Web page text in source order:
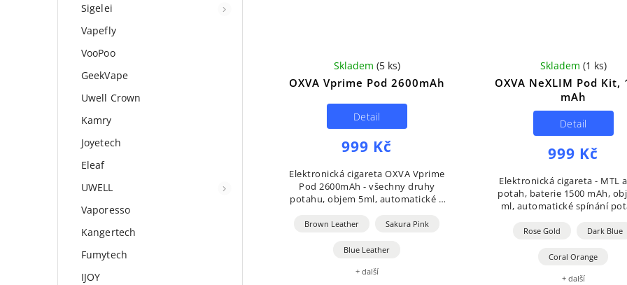
Sigelei
Vapefly
VooPoo
GeekVape
Uwell Crown
Kamry
Joyetech
Eleaf
UWELL
Vaporesso
Kangertech
Fumytech
IJOY
OXVA Vprime Pod 2600mAh
Skladem (5 ks)
999 Kč
Detail
Elektronická cigareta OXVA Vprime
Pod 2600mAh - všechny druhy
potahu, objem 5ml, automatické a
dobíjení USB-C, regulace air-flow.
Brown Leather Sakura Pink
Blue Leather
+ další
OXVA NeXLIM Pod Kit,
mAh
Skladem (1 ks)
999 Kč
Detail
Elektronická cigareta - MTL
potah, baterie 1500 mAh,
ml, automatické spínání
přes USB-C, regulace air-
Rose Gold Dark Blue
Coral Orange
+ další